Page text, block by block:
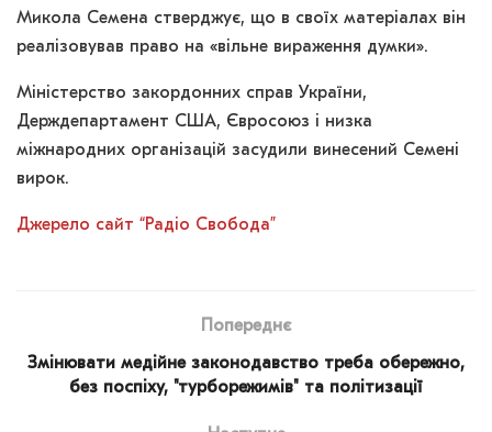
Микола Семена стверджує, що в своїх матеріалах він
реалізовував право на «вільне вираження думки».
Міністерство закордонних справ України,
Держдепартамент США, Євросоюз і низка
міжнародних організацій засудили винесений Семені
вирок.
Джерело сайт “Радіо Свобода”
Попереднє
Змінювати медійне законодавство треба обережно,
без поспіху, "турборежимів" та політизації